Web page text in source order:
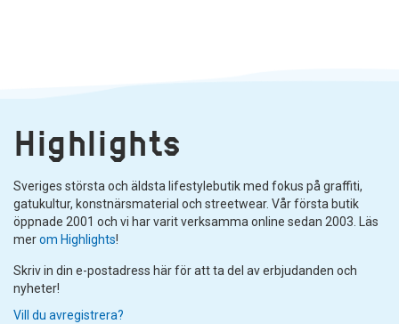
Highlights
Sveriges största och äldsta lifestylebutik med fokus på graffiti,
gatukultur, konstnärsmaterial och streetwear. Vår första butik
öppnade 2001 och vi har varit verksamma online sedan 2003. Läs
merom Highlights!
Skriv in din e-postadress här för att ta del av erbjudanden och
nyheter!
Vill du avregistrera?